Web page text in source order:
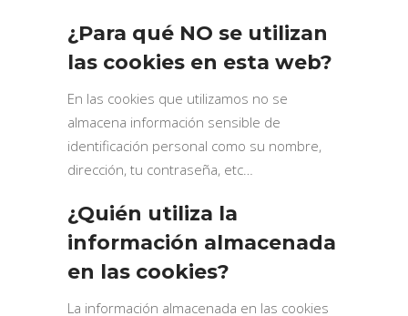
¿Para qué NO se utilizan
las cookies en esta web?
En las cookies que utilizamos no se
almacena información sensible de
identificación personal como su nombre,
dirección, tu contraseña, etc…
¿Quién utiliza la
información almacenada
en las cookies?
La información almacenada en las cookies